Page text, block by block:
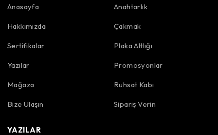
Anasayfa
Hakkımızda
Sertifikalar
Yazılar
Mağaza
Bize Ulaşın
Anahtarlık
Çakmak
Plaka Altlığı
Promosyonlar
Ruhsat Kabı
Sipariş Verin
YAZILAR